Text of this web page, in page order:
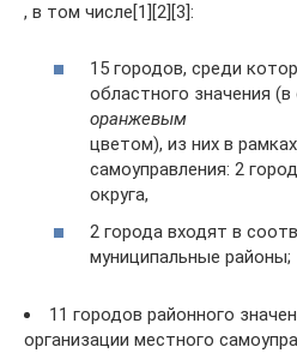
, в том числе[1][2][3]:
15 городов, среди
областного значения (в
оранжевым
цветом), из них в
самоуправления: 2
округа,
2 города входят в
муниципальные районы;
11 городов районного
организации местного